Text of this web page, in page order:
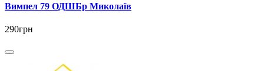
Вимпел 79 ОДШБр Миколаїв
290грн